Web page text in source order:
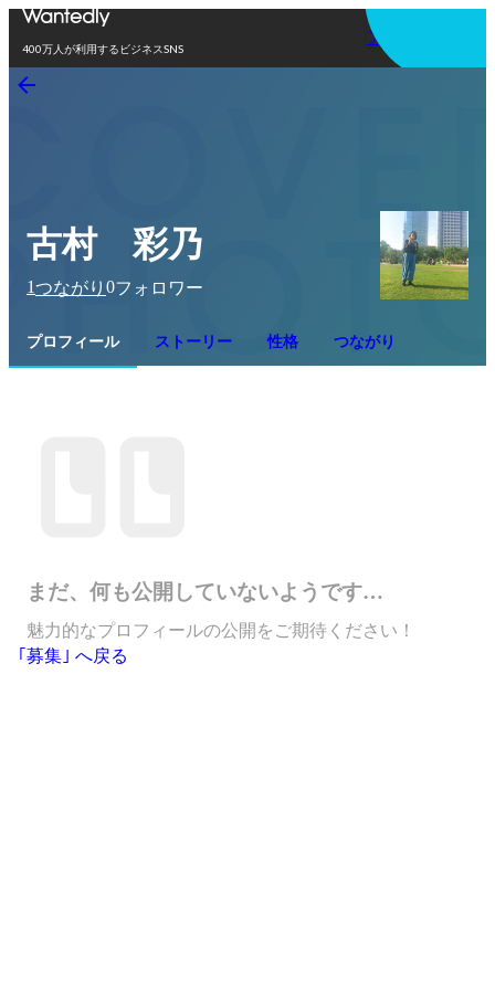
400万人が利用するビジネスSNS
アプリを使う
古村 彩乃
1つながり 0フォロワー
プロフィール ストーリー 性格 つながり
まだ、何も公開していないようです…
魅力的なプロフィールの公開をご期待ください！
｢募集｣ へ戻る